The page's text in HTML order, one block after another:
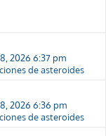
2026 6:37 pm
de asteroides
2026 6:36 pm
de asteroides